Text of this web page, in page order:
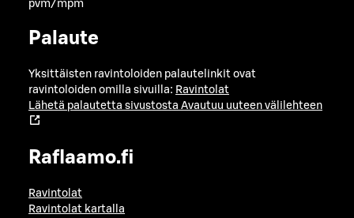
pvm/mpm
Palaute
Yksittäisten ravintoloiden palautelinkit ovat
ravintoloiden omilla sivuilla: Ravintolat
Lähetä palautetta sivustosta Avautuu uuteen välilehteen
Raflaamo.fi
Ravintolat
Ravintolat kartalla